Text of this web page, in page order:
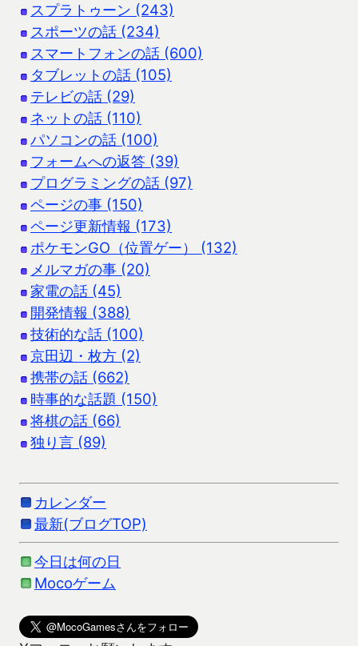
スプラトゥーン (243)
スポーツの話 (234)
スマートフォンの話 (600)
タブレットの話 (105)
テレビの話 (29)
ネットの話 (110)
パソコンの話 (100)
フォームへの返答 (39)
プログラミングの話 (97)
ページの事 (150)
ページ更新情報 (173)
ポケモンGO（位置ゲー） (132)
メルマガの事 (20)
家電の話 (45)
開発情報 (388)
技術的な話 (100)
京田辺・枚方 (2)
携帯の話 (662)
時事的な話題 (150)
将棋の話 (66)
独り言 (89)
カレンダー
最新(ブログTOP)
今日は何の日
Mocoゲーム